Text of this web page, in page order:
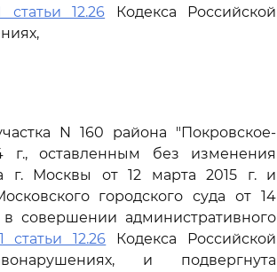
статьи 12.26 Кодекса Российской
N 160 района "Покровское-
оставленным без изменения
г. Москвы от 12 марта 2015 г. и
городского суда от 14
совершении административного
статьи 12.26 Кодекса Российской
и подвергнута